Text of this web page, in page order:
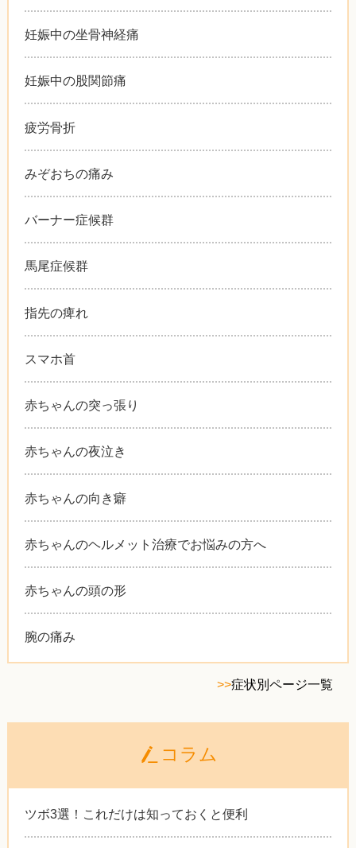
妊娠中の坐骨神経痛
妊娠中の股関節痛
疲労骨折
みぞおちの痛み
バーナー症候群
馬尾症候群
指先の痺れ
スマホ首
赤ちゃんの突っ張り
赤ちゃんの夜泣き
赤ちゃんの向き癖
赤ちゃんのヘルメット治療でお悩みの方へ
赤ちゃんの頭の形
腕の痛み
>>症状別ページ一覧
コラム
ツボ3選！これだけは知っておくと便利